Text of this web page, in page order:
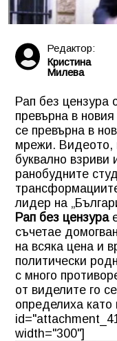
Редактор:
Кристина
Милева
Рап без цензура
превърна в
се превърна в
мрежи. Видеото,
буквално взриви
ранобудните
лидер на
Рап без цензура
съчетае
на всяка цена и
политически
с много
от виделите го
определиха
width="300"]